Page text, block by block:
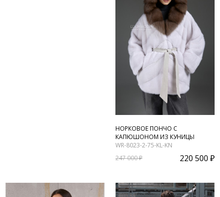
НОРКОВОЕ ПОНЧО С
КАПЮШОНОМ ИЗ КУНИЦЫ
WR-8023-2-75-KL-KN
247 000 ₽
220 500 ₽